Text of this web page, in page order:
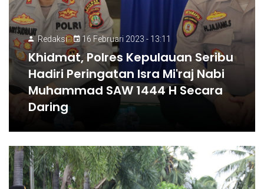
Redaksi 16 Februari 2023 - 13:11
Khidmat, Polres Kepulauan Seribu
Hadiri Peringatan Isra Mi'raj Nabi
Muhammad SAW 1444 H Secara
Daring